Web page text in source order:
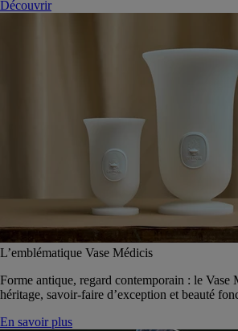
Découvrir
L’emblématique Vase Médicis
Forme antique, regard contemporain : le Vase
héritage, savoir-faire d’exception et beauté
En savoir plus